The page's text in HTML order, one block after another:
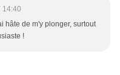
14:40
hâte de m'y plonger, surtout
!